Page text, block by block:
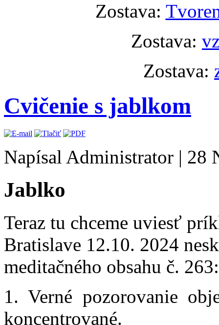
Zostava:
Zostava:
Zostava:
Cvičenie s jablkom
Napísal Administrator | 28
Jablko
Teraz tu chceme uviesť
Bratislave 12.10. 2024
meditačného obsahu č. 263:
1. Verné pozorovanie
koncentrované.